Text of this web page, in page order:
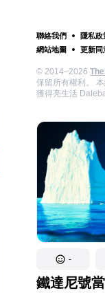
聯絡我們 隱私政
網站地圖
更新同
© 2014–2026
保留所有權利。
獲得亮生活
-
鐵達尼號